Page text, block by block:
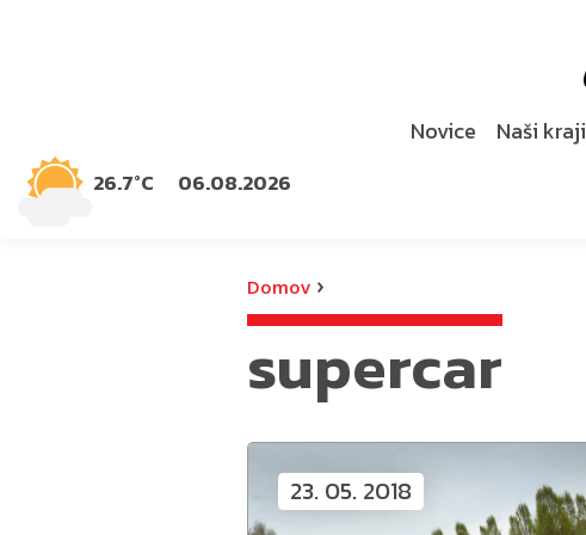
26.7°C 06.08.2026
Novice Naši kraji
Domov ›
supercar
23. 05. 2018